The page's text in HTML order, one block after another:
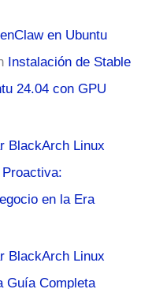
en Ubuntu
Instalación de Stable
24.04 con GPU
BlackArch Linux
en la Era
BlackArch Linux
Guía Completa